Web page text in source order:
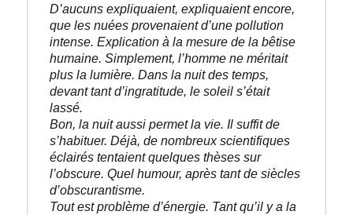
D’aucuns expliquaient, expliquaient encore,
que les nuées provenaient d’une pollution
intense. Explication à la mesure de la bêtise
humaine. Simplement, l’homme ne méritait
plus la lumière. Dans la nuit des temps,
devant tant d’ingratitude, le soleil s’était
lassé.
Bon, la nuit aussi permet la vie. Il suffit de
s’habituer. Déjà, de nombreux scientifiques
éclairés tentaient quelques thèses sur
l’obscure. Quel humour, après tant de siècles
d’obscurantisme.
Tout est problème d’énergie. Tant qu’il y a la